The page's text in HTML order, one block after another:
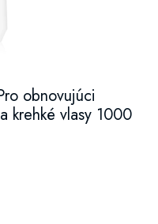
obnovujúci
krehké vlasy 1000